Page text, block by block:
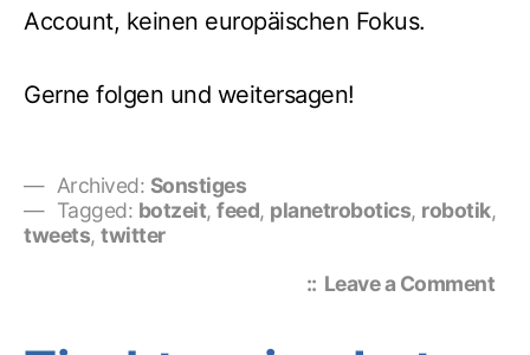
Account, keinen europäischen Fokus.
Gerne folgen und weitersagen!
Archived: Sonstiges
Tagged: botzeit, feed, planetrobotics, robotik,
tweets, twitter
Leave a Commenton